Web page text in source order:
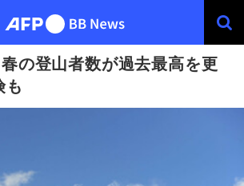
の登山者数が過去最高を更
も